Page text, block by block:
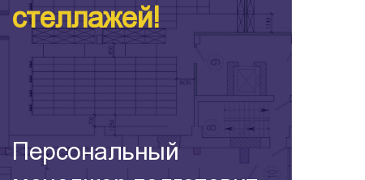
стеллажей!
Персональный